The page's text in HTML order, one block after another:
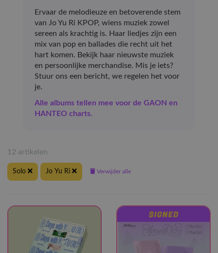
Ervaar de melodieuze en betoverende stem
van Jo Yu Ri KPOP, wiens muziek zowel
sereen als krachtig is. Haar liedjes zijn een
mix van pop en ballades die recht uit het
hart komen. Bekijk haar nieuwste muziek
en persoonlijke merchandise. Mis je iets?
Stuur ons een bericht, we regelen het voor
je.
Alle albums tellen mee voor de GAON en
HANTEO charts.
12 artikelen
Solo Jo Yu Ri Verwijder alle